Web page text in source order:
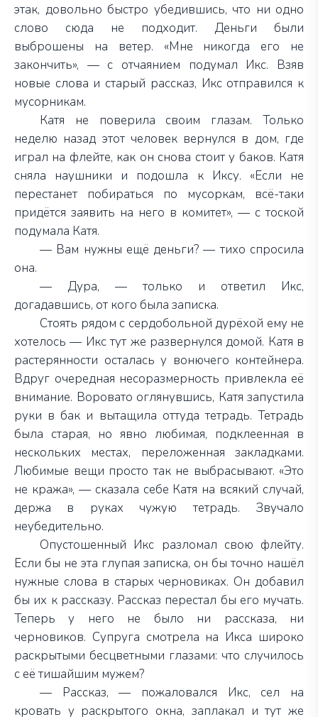
этак, довольно быстро убедившись, что ни одно
слово сюда не подходит. Деньги были
выброшены на ветер. «Мне никогда его не
закончить», — с отчаянием подумал Икс. Взяв
новые слова и старый рассказ, Икс отправился к
мусорникам.
Катя не поверила своим глазам. Только
неделю назад этот человек вернулся в дом, где
играл на флейте, как он снова стоит у баков. Катя
сняла наушники и подошла к Иксу. «Если не
перестанет побираться по мусоркам, всё-таки
придётся заявить на него в комитет», — с тоской
подумала Катя.
— Вам нужны ещё деньги? — тихо спросила
она.
— Дура, — только и ответил Икс,
догадавшись, от кого была записка.
Стоять рядом с сердобольной дурёхой ему не
хотелось — Икс тут же развернулся домой. Катя в
растерянности осталась у вонючего контейнера.
Вдруг очередная несоразмерность привлекла её
внимание. Воровато оглянувшись, Катя запустила
руки в бак и вытащила оттуда тетрадь. Тетрадь
была старая, но явно любимая, подклеенная в
нескольких местах, переложенная закладками.
Любимые вещи просто так не выбрасывают. «Это
не кража», — сказала себе Катя на всякий случай,
держа в руках чужую тетрадь. Звучало
неубедительно.
Опустошенный Икс разломал свою флейту.
Если бы не эта глупая записка, он бы точно нашёл
нужные слова в старых черновиках. Он добавил
бы их к рассказу. Рассказ перестал бы его мучать.
Теперь у него не было ни рассказа, ни
черновиков. Супруга смотрела на Икса широко
раскрытыми бесцветными глазами: что случилось
с её тишайшим мужем?
— Рассказ, — пожаловался Икс, сел на
кровать у раскрытого окна, заплакал и тут же